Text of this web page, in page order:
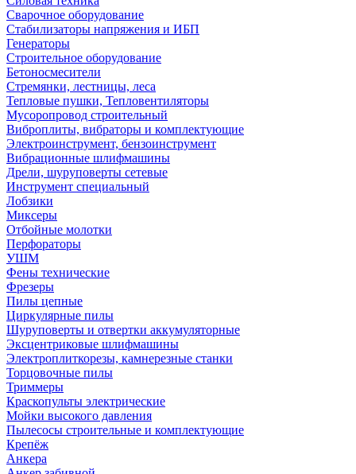
Сварочное оборудование
Стабилизаторы напряжения и ИБП
Генераторы
Строительное оборудование
Бетоносмесители
Стремянки, лестницы, леса
Тепловые пушки, Тепловентиляторы
Мусоропровод строительный
Виброплиты, вибраторы и комплектующие
Электроинструмент, бензоинструмент
Вибрационные шлифмашины
Дрели, шуруповерты сетевые
Инструмент специальный
Лобзики
Миксеры
Отбойные молотки
Перфораторы
УШМ
Фены технические
Фрезеры
Пилы цепные
Циркулярные пилы
Шуруповерты и отвертки аккумуляторные
Эксцентриковые шлифмашины
Электроплиткорезы, камнерезные станки
Торцовочные пилы
Триммеры
Краскопульты электрические
Мойки высокого давления
Пылесосы строительные и комплектующие
Крепёж
Анкера